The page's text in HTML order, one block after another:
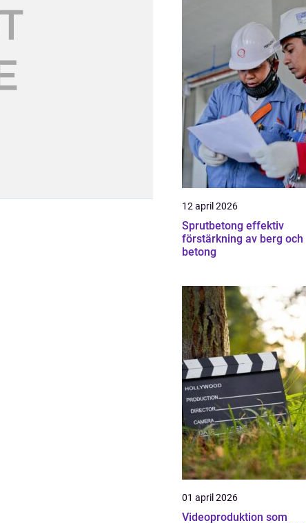
12 april 2026
Sprutbetong effektiv
förstärkning av berg och
betong
01 april 2026
Videoproduktion som